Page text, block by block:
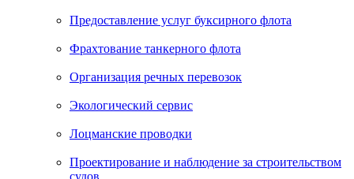
Предоставление услуг буксирного флота
Фрахтование танкерного флота
Организация речных перевозок
Экологический сервис
Лоцманские проводки
Проектирование и наблюдение за строительством
судов